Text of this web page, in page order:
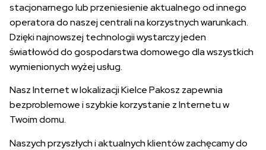
stacjonarnego lub przeniesienie aktualnego od innego
operatora do naszej centrali na korzystnych warunkach.
Dzięki najnowszej technologii wystarczy jeden
światłowód do gospodarstwa domowego dla wszystkich
wymienionych wyżej usług.
Nasz Internet w lokalizacji Kielce Pakosz zapewnia
bezproblemowe i szybkie korzystanie z Internetu w
Twoim domu.
Naszych przyszłych i aktualnych klientów zachęcamy do